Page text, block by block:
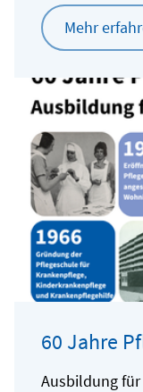
Mehr
60 Jahre
Ausbildung